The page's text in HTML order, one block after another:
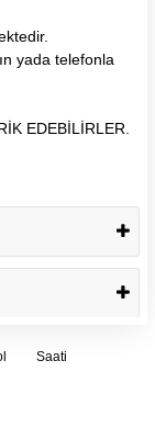
yada telefonla
EDEBİLİRLER.
Saati